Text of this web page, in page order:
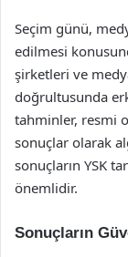
Seçim günü,
edilmesi
şirketleri ve
doğrultusunda
tahminler, resmi
sonuçlar olarak
sonuçların YSK
önemlidir.
Sonuçların